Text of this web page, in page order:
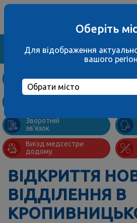
та ціни
Підготовка
Зворотній
зв’язок
Виїзд медсестри
додому
ВІДКРИТТЯ
ВІДДІЛЕННЯ В
Оберіть
Для відображення
вашого
Обрати місто